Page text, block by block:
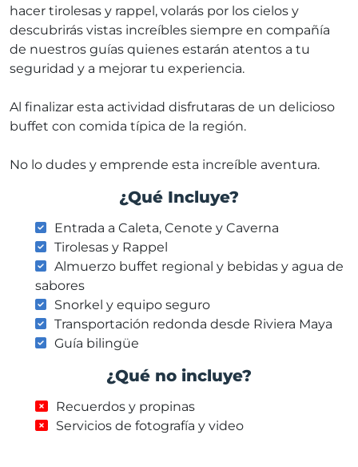
hacer tirolesas y rappel, volarás por los cielos y
descubrirás vistas increíbles siempre en compañía
de nuestros guías quienes estarán atentos a tu
seguridad y a mejorar tu experiencia.
Al finalizar esta actividad disfrutaras de un delicioso
buffet con comida típica de la región.
No lo dudes y emprende esta increíble aventura.
¿Qué Incluye?
Entrada a Caleta, Cenote y Caverna
Tirolesas y Rappel
Almuerzo buffet regional y bebidas y agua de
sabores
Snorkel y equipo seguro
Transportación redonda desde Riviera Maya
Guía bilingüe
¿Qué no incluye?
Recuerdos y propinas
Servicios de fotografía y video